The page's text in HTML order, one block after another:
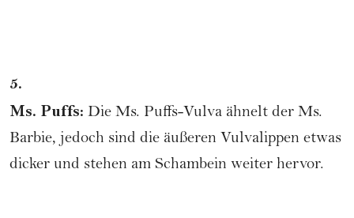
5.
Ms. Puffs: Die Ms. Puffs-Vulva ähnelt der Ms.
Barbie, jedoch sind die äußeren Vulvalippen etwas
dicker und stehen am Schambein weiter hervor.